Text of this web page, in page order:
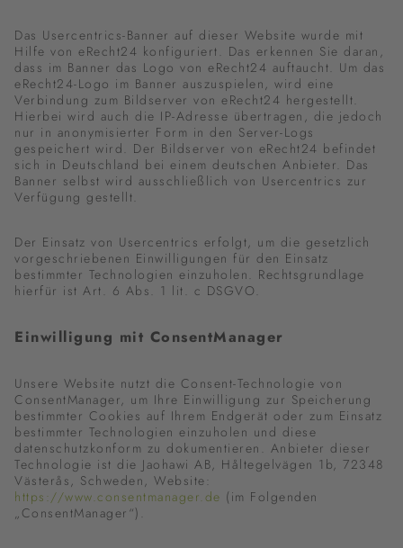
Das Usercentrics-Banner auf dieser Website wurde mit
Hilfe von eRecht24 konfiguriert. Das erkennen Sie daran,
dass im Banner das Logo von eRecht24 auftaucht. Um das
eRecht24-Logo im Banner auszuspielen, wird eine
Verbindung zum Bildserver von eRecht24 hergestellt.
Hierbei wird auch die IP-Adresse übertragen, die jedoch
nur in anonymisierter Form in den Server-Logs
gespeichert wird. Der Bildserver von eRecht24 befindet
sich in Deutschland bei einem deutschen Anbieter. Das
Banner selbst wird ausschließlich von Usercentrics zur
Verfügung gestellt.
Der Einsatz von Usercentrics erfolgt, um die gesetzlich
vorgeschriebenen Einwilligungen für den Einsatz
bestimmter Technologien einzuholen. Rechtsgrundlage
hierfür ist Art. 6 Abs. 1 lit. c DSGVO.
Einwilligung mit ConsentManager
Unsere Website nutzt die Consent-Technologie von
ConsentManager, um Ihre Einwilligung zur Speicherung
bestimmter Cookies auf Ihrem Endgerät oder zum Einsatz
bestimmter Technologien einzuholen und diese
datenschutzkonform zu dokumentieren. Anbieter dieser
Technologie ist die Jaohawi AB, Håltegelvägen 1b, 72348
Västerås, Schweden, Website:
https://www.consentmanager.de (im Folgenden
„ConsentManager“).